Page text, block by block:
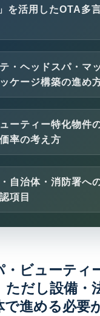
を活用したOTA多
・ヘッドスパ・マ
ケージ構築の進め
ーティー特化物件
率の考え方
自治体・消防署へ
項目
・ビューティ
ただし設備・
で進める必要